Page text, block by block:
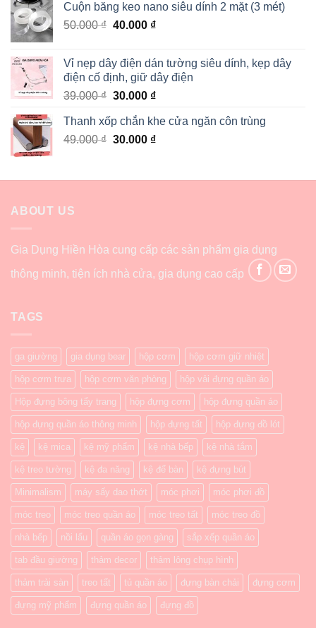
Cuộn băng keo nano siêu dính 2 mặt (3 mét)
50.000₫ 40.000 ₫
Vỉ nẹp dây điện dán tường siêu dính, kẹp dây
điện cố định, giữ dây điện
39.000₫ 30.000 ₫
Thanh xốp chắn khe cửa ngăn côn trùng
49.000₫ 30.000 ₫
ABOUT US
Gia Dụng Hiền Hòa cung cấp các sản phẩm gia dụng
thông minh, tiện ích nhà cửa, gia dụng cao cấp
TAGS
ga giường gia dụng bear hộp cơm hộp cơm giữ nhiệt
hộp cơm trưa hộp cơm văn phòng hộp vải đựng quần áo
Hộp đựng bông tẩy trang hộp đựng cơm hộp đựng quần áo
hộp đựng quần áo thông minh hộp đựng tất hộp đựng đồ lót
kệ kệ mica kệ mỹ phẩm kệ nhà bếp kệ nhà tắm
kệ treo tường kệ đa năng kệ để bàn kệ đựng bút
Minimalism máy sấy dao thớt móc phơi móc phơi đồ
móc treo móc treo quần áo móc treo tất móc treo đồ
nhà bếp nồi lẩu quần áo gọn gàng sắp xếp quần áo
tab đầu giường thảm decor thảm lông chụp hình
thảm trải sàn treo tất tủ quần áo đựng bàn chải đựng cơm
đựng mỹ phẩm đựng quần áo đựng đồ